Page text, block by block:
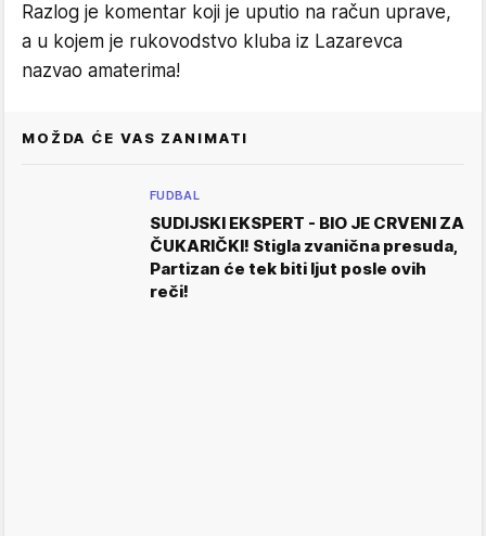
Razlog je komentar koji je uputio na račun uprave,
a u kojem je rukovodstvo kluba iz Lazarevca
nazvao amaterima!
MOŽDA ĆE VAS ZANIMATI
FUDBAL
SUDIJSKI EKSPERT - BIO JE CRVENI ZA
ČUKARIČKI! Stigla zvanična presuda,
Partizan će tek biti ljut posle ovih
reči!